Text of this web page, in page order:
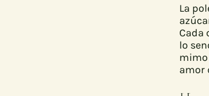
La
Cada
lo
mimo
amor